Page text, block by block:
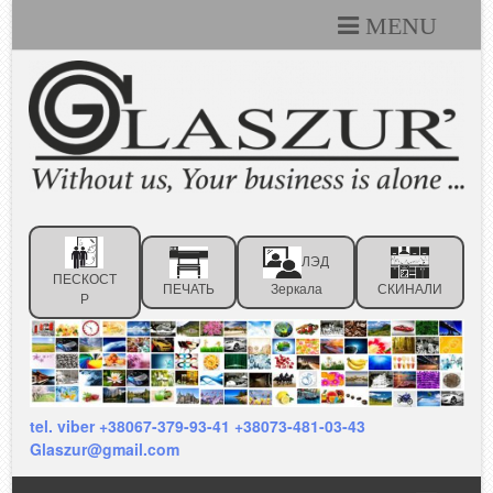
MENU
Каталоги
Технические условия
Портфолио
Контакты
Отзывы клиентов
ПЕСКОСТ
Р
ПЕЧАТЬ
ЛЭД
Зеркала
СКИНАЛИ
tel. viber +38067-379-93-41 +38073-481-03-43
Glaszur@gmail.com